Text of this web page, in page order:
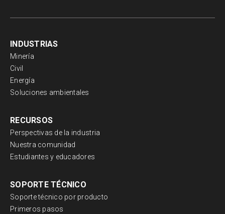
INDUSTRIAS
Minería
Civil
Energía
Soluciones ambientales
RECURSOS
Perspectivas de la industria
Nuestra comunidad
Estudiantes y educadores
SOPORTE TÉCNICO
Soporte técnico por producto
Primeros pasos